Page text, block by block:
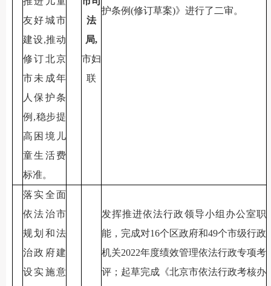
友好城市
建设,推动
修订北京
市未成年
人保护条
例,稳步提
高困境儿
童生活费
标准。
法
局,
市妇
联
护条例(修订草案)》进行了二审。
落实全面
依法治市
规划和法
治政府建
设实施意
发挥推进依法行政领导小组办公室职
能，完成对16个区政府和49个市级行政
机关2022年度绩效管理依法行政专项考
评；起草完成《北京市依法行政考核办